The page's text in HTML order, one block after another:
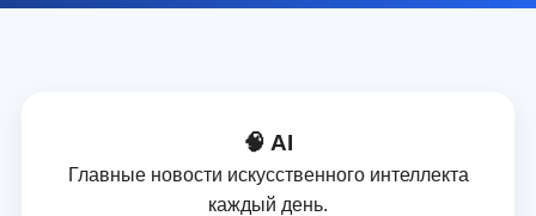
🧠 AI
Главные новости искусственного интеллекта
каждый день.